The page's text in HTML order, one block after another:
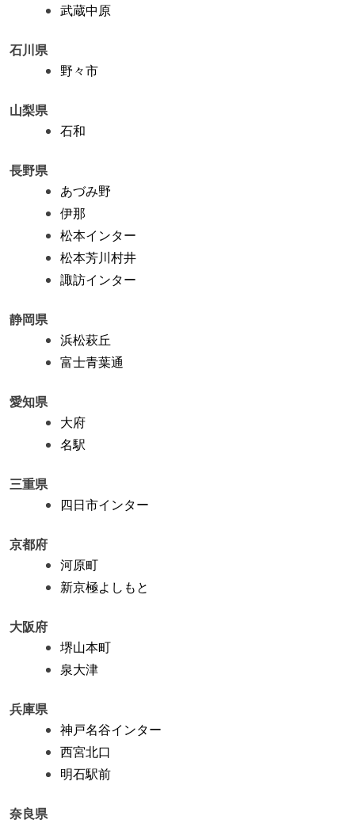
武蔵中原
石川県
野々市
山梨県
石和
長野県
あづみ野
伊那
松本インター
松本芳川村井
諏訪インター
静岡県
浜松萩丘
富士青葉通
愛知県
大府
名駅
三重県
四日市インター
京都府
河原町
新京極よしもと
大阪府
堺山本町
泉大津
兵庫県
神戸名谷インター
西宮北口
明石駅前
奈良県